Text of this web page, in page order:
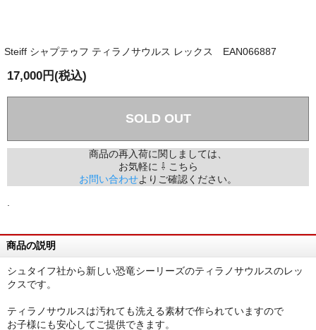
Steiff シャプテゥフ ティラノサウルス レックス EAN066887
17,000円(税込)
SOLD OUT
商品の再入荷に関しましては、
お気軽に ⇩ こちら
お問い合わせよりご確認ください。
商品の説明
シュタイフ社から新しい恐竜シーリーズのティラノサウルスのレッ
クスです。
ティラノサウルスは汚れても洗える素材で作られていますので
お子様にも安心してご提供できます。